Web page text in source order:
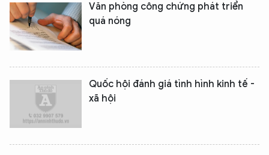
Văn phòng công chứng phát triển
quá nóng
Quốc hội đánh giá tình hình kinh tế -
xã hội